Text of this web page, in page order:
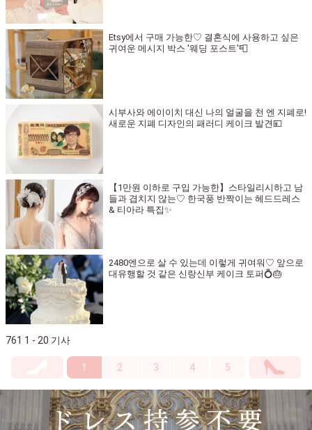
Etsy에서 구매 가능한♡ 결혼식에 사용하고 싶은
귀여운 메시지 박스 '웨딩 포스트'📮
시부사와 에이이치 대신 나의 얼굴을 천 엔 지폐로!
새로운 지폐 디자인의 패러디 케이크 발견💴
【1만원 이하로 구입 가능한】스타일리시하고 남
들과 겹치지 않는♡ 한국풍 반짝이는 헤드드레스
& 티아라 특집✨
2480엔으로 살 수 있는데 이렇게 귀여워♡ 앞으로
대유행할 것 같은 신랑신부 케이크 토퍼💍🎂
761 1 - 20 기사
1 2 3 4 5